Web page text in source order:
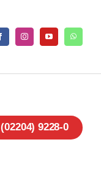
(02204) 9228-0